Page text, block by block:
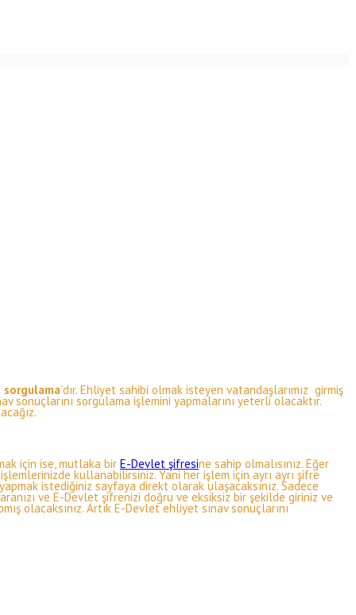
sorgulama‘dır. Ehliyet sahibi olmak isteyen vatandaşlarımız girmiş
sonuçlarını sorgulama işlemini yapmalarını yeterli olacaktır.
için ise, mutlaka bir E-Devlet şifresine sahip olmalısınız. Eğer
kullanabilirsiniz. Yani her işlem için ayrı ayrı şifre
istediğiniz sayfaya direkt olarak ulaşacaksınız. Sadece
ve E-Devlet şifrenizi doğru ve eksiksiz bir şekilde giriniz ve
olacaksınız. Artık E-Devlet ehliyet sınav sonuçlarını